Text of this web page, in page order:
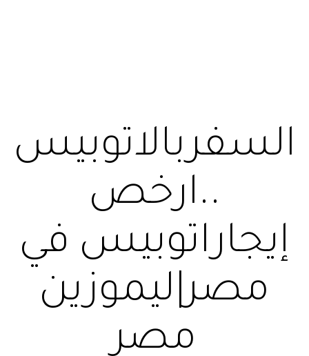
السفربالاتوبيس
..ارخص
إيجاراتوبيس في
مصر|ليموزين
مصر